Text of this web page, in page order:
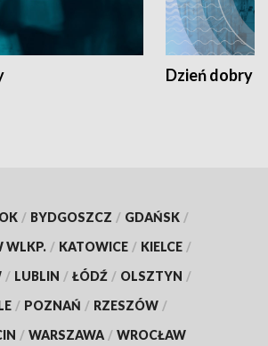
Dzień dobry
/ BYDGOSZCZ / GDAŃSK /
WLKP. / KATOWICE / KIELCE /
/ LUBLIN / ŁÓDŹ / OLSZTYN /
/ POZNAŃ / RZESZÓW /
/ WARSZAWA / WROCŁAW